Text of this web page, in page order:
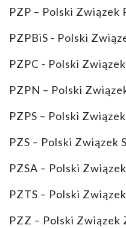
PZP – Polski Związek
PZPBiS - Polski
PZPC - Polski
PZPN – Polski
PZPS – Polski
PZS – Polski Związek
PZSA – Polski
PZTS – Polski
PZZ – Polski Związek